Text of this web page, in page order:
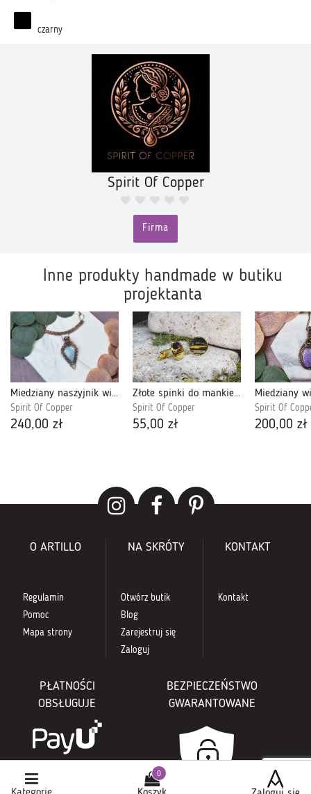
czarny
Spirit Of Copper
Firma
Inne produkty handmade w butiku
projektanta
Miedziany naszyjnik wire wrapping z opalem owyhee #501
Spirit Of Copper
240,00 zł
Złote spinki do mankietów koszuli z czarno-złotym oczkiem #63
Spirit Of Copper
55,00 zł
Spirit Of
200,00 zł
O ARTILLO
Regulamin
Pomoc
Mapa strony
NA SKRÓTY
Otwórz butik
Blog
Zarejestruj się
Zaloguj
KONTAKT
Kontakt
PŁATNOŚCI
OBSŁUGUJE
BEZPIECZEŃSTWO
GWARANTOWANE